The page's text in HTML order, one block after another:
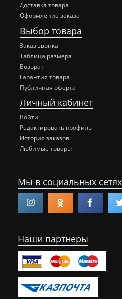
Доставка товара
Оформление заказа
Выбор товара
Заказ звонка
Таблица размера
Возврат
Гарантия товара
Публичная оферта
Личный кабинет
Войти
Редактировать профиль
История заказов
Любимые товары
Мы в социальных сетях
Наши партнеры